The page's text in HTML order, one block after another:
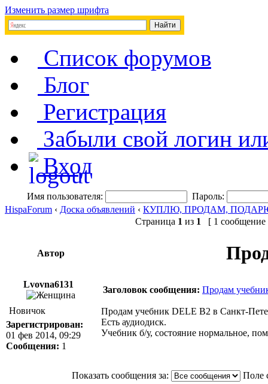
Изменить размер шрифта
Список форумов
Блог
Регистрация
Забыли свой логин
Вход
Имя пользователя:
Пароль:
HispaForum ‹ Доска объявлений ‹ КУПЛЮ, ПРОДАМ,
Страница 1 из 1 [ 1 сообщение
Автор
Lvovna6131
Заголовок сообщения: Продам
Новичок
Зарегистрирован:
01 фев 2014, 09:29
Сообщения: 1
Продам учебник DELE B2 в Санкт-
Есть аудиодиск.
Учебник б/у, состояние нормальное,
Показать сообщения за:
Поле